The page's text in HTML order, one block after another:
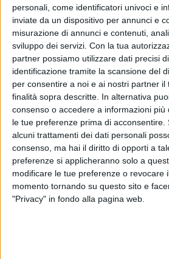
personali, come identificatori univoci e
inviate da un dispositivo per annunci e
misurazione di annunci e contenuti,
sviluppo dei servizi. Con la tua
partner possiamo utilizzare dati precisi
identificazione tramite la scansione del
per consentire a noi e ai nostri partner il
finalità sopra descritte. In alternativa
consenso o accedere a informazioni
le tue preferenze prima di acconsentire.
alcuni trattamenti dei dati personali
consenso, ma hai il diritto di opporti a
preferenze si applicheranno solo a
modificare le tue preferenze o revocare
momento tornando su questo sito e
"Privacy" in fondo alla pagina web.
Grande successo al
per il carro di Jovanotti
Ecco il video-racconto della
di Mara Bizzoco